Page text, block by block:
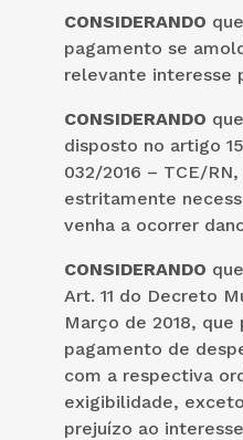
CONSIDERANDO
pagamento se
relevante interesse
CONSIDERANDO
disposto no artigo
032/2016 – TCE/
estritamente
venha a ocorrer
CONSIDERANDO
Art. 11 do Decreto
Março de 2018,
pagamento de
com a respectiva
exigibilidade,
prejuízo ao